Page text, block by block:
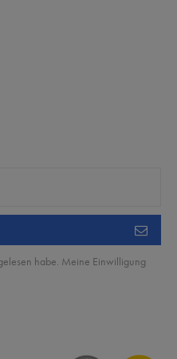
habe. Meine Einwilligung